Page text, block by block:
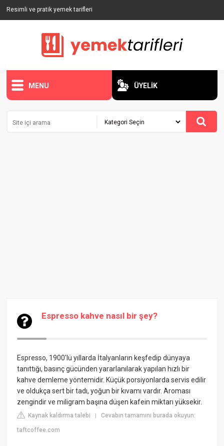
Resimli ve pratik yemek tarifleri
MENU ÜYELİK
Espresso kahve nasıl bir şey?
Espresso, 1900'lü yıllarda İtalyanların keşfedip dünyaya
tanıttığı, basınç gücünden yararlanılarak yapılan hızlı bir
kahve demleme yöntemidir. Küçük porsiyonlarda servis edilir
ve oldukça sert bir tadı, yoğun bir kıvamı vardır. Aroması
zengindir ve miligram başına düşen kafein miktarı yüksekir.
Kaynak kaldırma talebi |Cevabın tamamını burada okuyun:
taftcoffee.com